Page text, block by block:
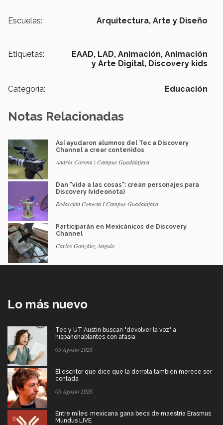
Escuelas: Arquitectura, Arte y Diseño
Etiquetas: EAAD, LAD, Animación, Animación
y Arte Digital, Discovery kids
Categoría: Educación
Notas Relacionadas
Así ayudaron alumnos del Tec a Discovery
Channel a crear contenidos
Andrés Corona | Campus Guadalajara
Dan "vida a las cosas": crean personajes para
Discovery (videonota)
Redacción Conecta I Campus Guadalajara
Participarán en Mexicánicos de Discovery
Channel
Carlos González Angulo
Lo más nuevo
Tec y UT Austin buscan "devolver la voz" a
hispanohablantes con afasia
05 Agosto 2026
El escritor que dice que la derrota también merece ser
contada
05 Agosto 2026
Entre miles: mexicana gana beca de maestría Erasmus
Mundus LIVE